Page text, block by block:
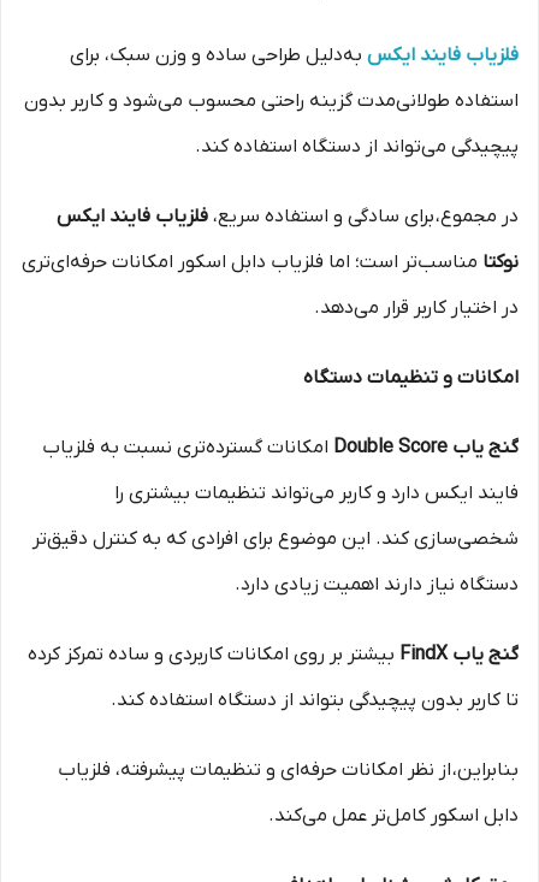
فلزیاب فایند ایکس به‌دلیل طراحی ساده و وزن سبک، برای
استفاده طولانی‌مدت گزینه راحتی محسوب می‌شود و کاربر بدون
پیچیدگی می‌تواند از دستگاه استفاده کند.
در مجموع، برای سادگی و استفاده سریع، فلزیاب فایند ایکس
نوکتا مناسب‌تر است؛ اما فلزیاب دابل اسکور امکانات حرفه‌ای‌تری
در اختیار کاربر قرار می‌دهد.
امکانات و تنظیمات دستگاه
گنج یاب Double Score
امکانات گسترده‌تری نسبت به فلزیاب
فایند ایکس دارد و کاربر می‌تواند تنظیمات بیشتری را
شخصی‌سازی کند. این موضوع برای افرادی که به کنترل دقیق‌تر
دستگاه نیاز دارند اهمیت زیادی دارد.
گنج یاب FindX
بیشتر بر روی امکانات کاربردی و ساده تمرکز کرده
تا کاربر بدون پیچیدگی بتواند از دستگاه استفاده کند.
بنابراین، از نظر امکانات حرفه‌ای و تنظیمات پیشرفته، فلزیاب
دابل اسکور کامل‌تر عمل می‌کند.